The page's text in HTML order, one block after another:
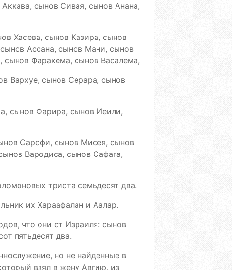
сынов Сивая, сынов Анана,
Хасева, сынов Казира, сынов
Ассана, сынов Мани, сынов
сынов Фаракема, сынов Васалема,
Вархуе, сынов Серара, сынов
сынов Фарира, сынов Иеили,
Сарофи, сынов Мисея, сынов
Вародиса, сынов Сафага,
триста семьдесят два.
их Хараафалан и Аалар.
что они от Израиля: сынов
пятьдесят два.
но не найденные в
взял в жену Авгию, из